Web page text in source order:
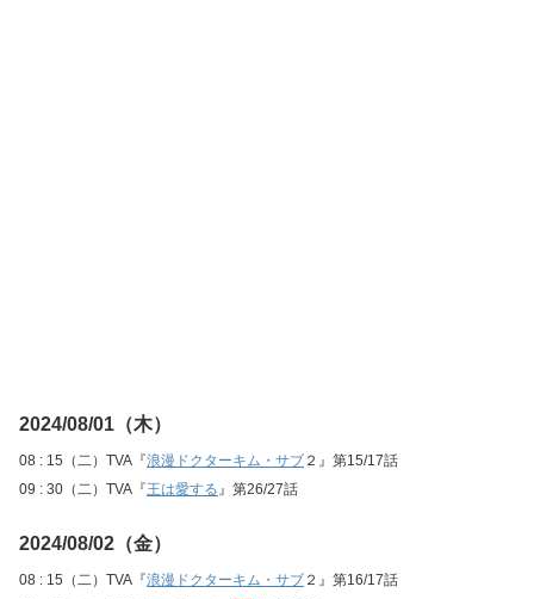
2024/08/01（木）
08 : 15（二）TVA『浪漫ドクターキム・サブ ２』第15/17話
09 : 30（二）TVA『王は愛する』第26/27話
2024/08/02（金）
08 : 15（二）TVA『浪漫ドクターキム・サブ ２』第16/17話